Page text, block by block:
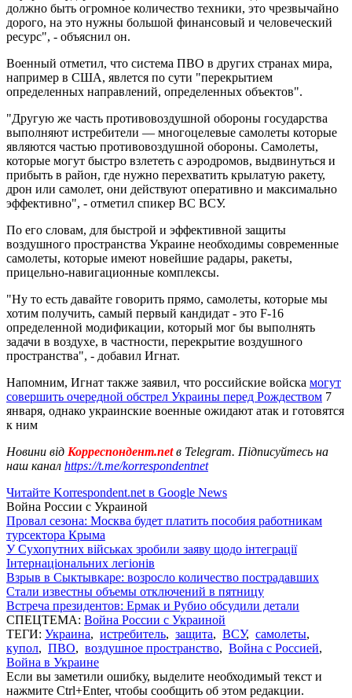
должно быть огромное количество техники, это чрезвычайно
дорого, на это нужны большой финансовый и человеческий
ресурс", - объяснил он.
Военный отметил, что система ПВО в других странах мира,
например в США, явлется по сути "перекрытием
определенных направлений, определенных объектов".
"Другую же часть противовоздушной обороны государства
выполняют истребители — многоцелевые самолеты которые
являются частью противовоздушной обороны. Самолеты,
которые могут быстро взлететь с аэродромов, выдвинуться и
прибыть в район, где нужно перехватить крылатую ракету,
дрон или самолет, они действуют оперативно и максимально
эффективно", - отметил спикер ВС ВСУ.
По его словам, для быстрой и эффективной защиты
воздушного пространства Украине необходимы современные
самолеты, которые имеют новейшие радары, ракеты,
прицельно-навигационные комплексы.
"Ну то есть давайте говорить прямо, самолеты, которые мы
хотим получить, самый первый кандидат - это F-16
определенной модификации, который мог бы выполнять
задачи в воздухе, в частности, перекрытие воздушного
пространства", - добавил Игнат.
Напомним, Игнат также заявил, что российские войска могут
совершить очередной обстрел Украины перед Рождеством 7
января, однако украинские военные ожидают атак и готовятся
к ним
Новини від Корреспондент.netв Telegram. Підписуйтесь на
наш канал https://t.me/korrespondentnet
Читайте Korrespondent.net в Google News
Война России с Украиной
Провал сезона: Москва будет платить пособия работникам
турсектора Крыма
У Сухопутних військах зробили заяву щодо інтеграції
Інтернаціональних легіонів
Взрыв в Сыктывкаре: возросло количество пострадавших
Стали известны объемы отключений в пятницу
Встреча президентов: Ермак и Рубио обсудили детали
СПЕЦТЕМА: Война России с Украиной
ТЕГИ: Украина, истребитель, защита, ВСУ, самолеты,
купол, ПВО, воздушное пространство, Война с Россией,
Война в Украине
Если вы заметили ошибку, выделите необходимый текст и
нажмите Ctrl+Enter, чтобы сообщить об этом редакции.